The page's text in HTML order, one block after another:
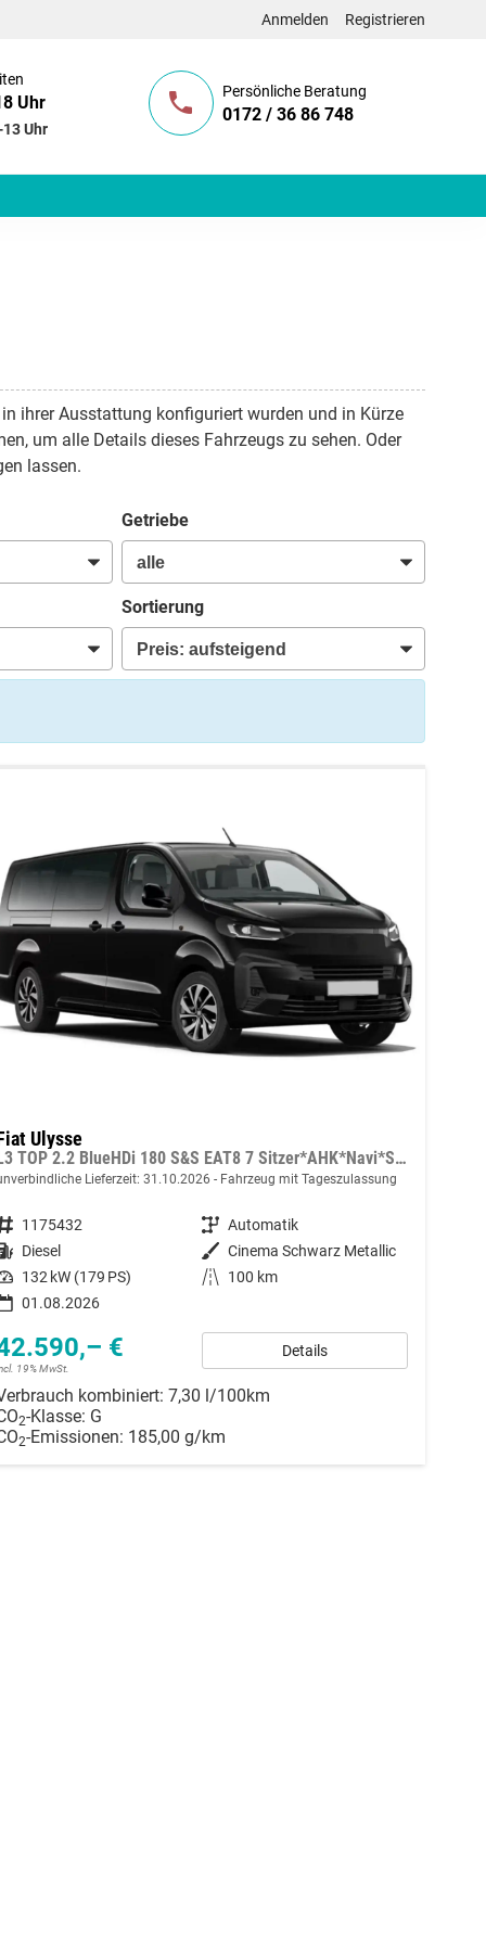
Anmelden Registrieren
Uhr
Uhr
Persönliche Beratung
0172 / 36 86 748
ihrer Ausstattung konfiguriert wurden und in Kürze
um alle Details dieses Fahrzeugs zu sehen. Oder
lassen.
Getriebe
Sortierung
Ulysse
L3 TOP 2.2 BlueHDi 180 S&S EAT8 7 Sitzer*AHK*Navi*SHZ*Kamera*Keyless*Klimaauto*ACC
Lieferzeit: 31.10.2026 Fahrzeug mit Tageszulassung
Fahrzeugnummer 1175432 Getriebe Automatik
Kraftstoff Diesel Außenfarbe Cinema Schwarz Metallic
Leistung 132 kW (179 PS) Kilometerstand
100 km
01.08.2026
€
19% MwSt.
Details
kombiniert: 7,30 l/100km
2-Klasse: G
2-Emissionen: 185,00 g/km